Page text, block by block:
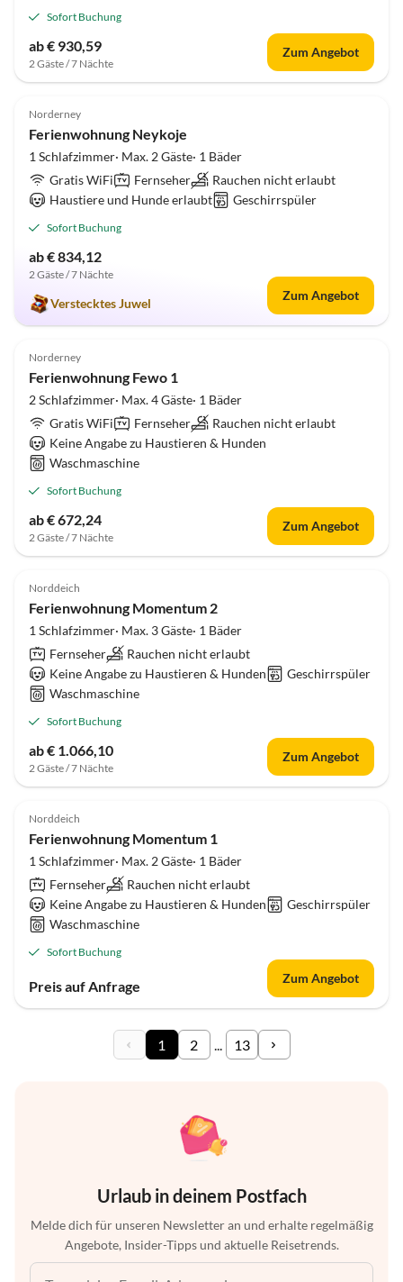
Sofort Buchung
ab € 930,59
2 Gäste / 7 Nächte
Zum Angebot
4.9 (10)
Norderney
Ferienwohnung Neykoje
1 Schlafzimmer· Max. 2 Gäste· 1 Bäder
Gratis WiFi
Fernseher
Rauchen nicht erlaubt
Haustiere und Hunde erlaubt
Geschirrspüler
Sofort Buchung
ab € 834,12
2 Gäste / 7 Nächte
Verstecktes Juwel
Zum Angebot
4.7 (8)
Norderney
Ferienwohnung Fewo 1
2 Schlafzimmer· Max. 4 Gäste· 1 Bäder
Gratis WiFi
Fernseher
Rauchen nicht erlaubt
Keine Angabe zu Haustieren & Hunden
Waschmaschine
Sofort Buchung
ab € 672,24
2 Gäste / 7 Nächte
Zum Angebot
Norddeich
Ferienwohnung Momentum 2
1 Schlafzimmer· Max. 3 Gäste· 1 Bäder
Fernseher
Rauchen nicht erlaubt
Keine Angabe zu Haustieren & Hunden
Geschirrspüler
Waschmaschine
Sofort Buchung
ab € 1.066,10
2 Gäste / 7 Nächte
Zum Angebot
Norddeich
Ferienwohnung Momentum 1
1 Schlafzimmer· Max. 2 Gäste· 1 Bäder
Fernseher
Rauchen nicht erlaubt
Keine Angabe zu Haustieren & Hunden
Geschirrspüler
Waschmaschine
Sofort Buchung
Preis auf Anfrage Zum Angebot
1 2 ... 13
Urlaub in deinem Postfach
Melde dich für unseren Newsletter an und erhalte regelmäßig
Angebote, Insider-Tipps und aktuelle Reisetrends.